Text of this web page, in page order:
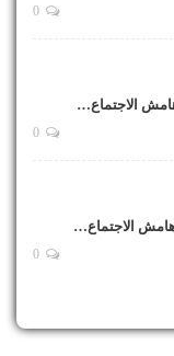
الاجتماع…
الاجتماع…